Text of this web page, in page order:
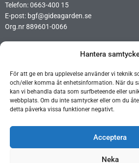
Hantera
För att ge en bra upplevelse använder vi teknik
och/eller komma åt enhetsinformation. När du
kan vi behandla data som surfbeteende eller
webbplats. Om du inte samtycker eller om du
detta påverka vissa funktioner negativt.
Acceptera
Neka
Telefon: 0663-400 15
E-post: bgf@gideagarden.se
Org.nr 889601-0066
Ideellt arbetsschema BIO
Ideellt arbetsschema Opera